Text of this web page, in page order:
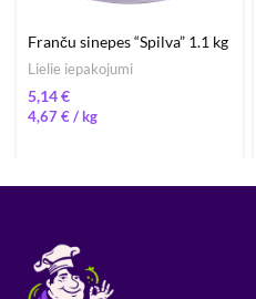
Franču sinepes “Spilva” 1.1 kg
Lielie iepakojumi
€
4,67 €/